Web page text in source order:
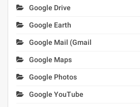
Google Drive
Google Earth
Google Mail (Gmail
Google Maps
Google Photos
Google YouTube